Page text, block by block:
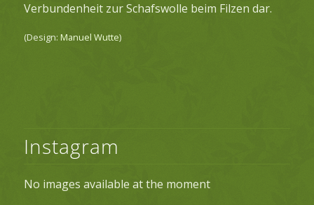
Verbundenheit zur Schafswolle beim Filzen dar.
(Design: Manuel Wutte)
Instagram
No images available at the moment